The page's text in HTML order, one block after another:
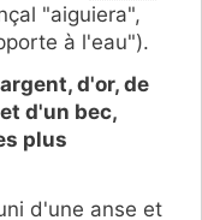
"aiguiera",
à l'eau").
d'or, de
d'un bec,
plus
d'une anse et